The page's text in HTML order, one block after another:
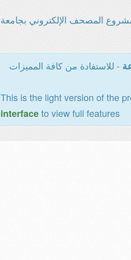
المصحف الإلكتروني بجامعة
- للاستفادة من كافة المميزات
This is the light version of the
interfaceto view full features